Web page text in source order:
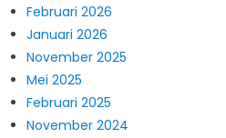
Februari 2026
Januari 2026
November 2025
Mei 2025
Februari 2025
November 2024